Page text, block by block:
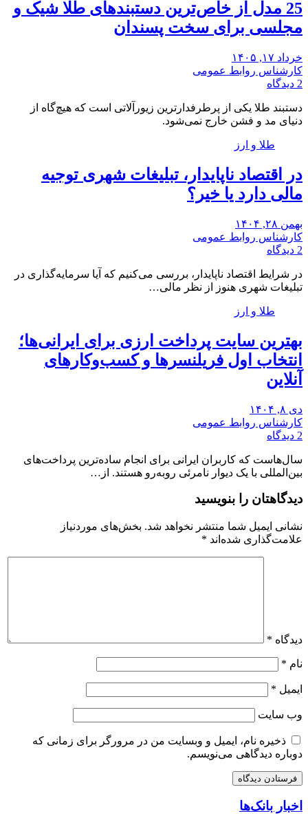
25 ‌مدل از خاص‌ترین دستبندهای طلا شیک و
مجلسی برای سخت پسندان
خرداد ۱۷, ۱۴۰۵
کارشناس روابط عمومی
2 دیدگاه
دستبند طلا یکی از پرطرفدارترین زیورآلاتی است که هیچ‌گاه از
دنیای مد و فشن خارج نمی‌شود.
طلا و ارز
در اقتصاد ناپایدار، تبلیغات شهری توجیه
مالی دارد یا خیر؟
بهمن ۲۸, ۱۴۰۴
کارشناس روابط عمومی
2 دیدگاه
در شرایط اقتصاد ناپایدار، بررسی می‌کنیم که آیا سرمایه‌گذاری در
تبلیغات شهری هنوز از نظر مالی…
طلا و ارز
بهترین سایت پرداخت ارزی برای ایرانی‌ها؛
انتخاب اول فریلنسرها و کسب‌وکارهای
آنلاین
دی ۸, ۱۴۰۴
کارشناس روابط عمومی
2 دیدگاه
سال‌هاست که کاربران ایرانی برای انجام ساده‌ترین پرداخت‌های
بین‌المللی با یک دیوار نامرئی روبه‌رو هستند. از…
دیدگاهتان را بنویسید
نشانی ایمیل شما منتشر نخواهد شد. بخش‌های موردنیاز
علامت‌گذاری شده‌اند *
دیدگاه *
نام *
ایمیل *
وب‌ سایت
ذخیره نام، ایمیل و وبسایت من در مرورگر برای زمانی که
دوباره دیدگاهی می‌نویسم.
اخبار بانک‌ها